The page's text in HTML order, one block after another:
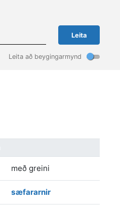
Leita
Leita að beygingarmynd
með greini
sæfararnir